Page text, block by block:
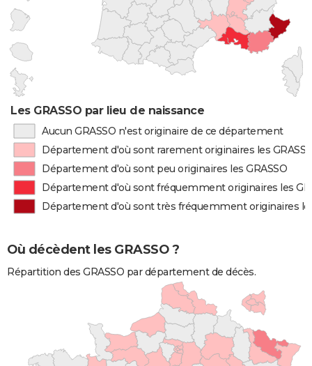
Les GRASSO par lieu de naissance
Aucun GRASSO n'est originaire de ce département
Département d'où sont rarement originaires les
Département d'où sont peu originaires les GRASSO
Département d'où sont fréquemment originaires les
Département d'où sont très fréquemment originaires
Où décèdent les GRASSO ?
Répartition des GRASSO par département de décès.